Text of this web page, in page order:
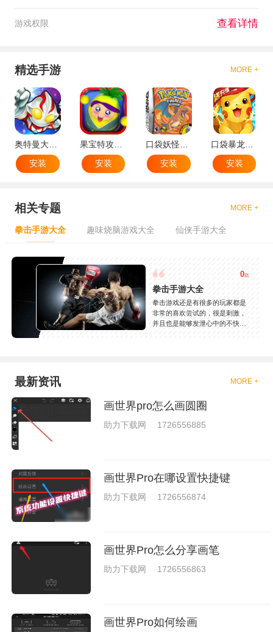
游戏权限 查看详情
精选手游 MORE +
奥特曼大战小怪兽
安装
安装
安装
安装
相关专题 MORE +
拳击手游大全 趣味烧脑游戏大全 仙侠手游大全
0款
拳击手游大全
拳击游戏还是有很多的玩家都是
非常的喜欢尝试的，很是刺激，
并且也是能够发泄心中的不快
够去进行体验的，我们也是能够
就是收集了一些有意思的拳击游
最新资讯 MORE +
画世界pro怎么画圆圈
助力下载网 1726556885
画世界Pro在哪设置快捷键
助力下载网 1726556874
画世界Pro怎么分享画笔
助力下载网 1726556863
画世界Pro如何绘画